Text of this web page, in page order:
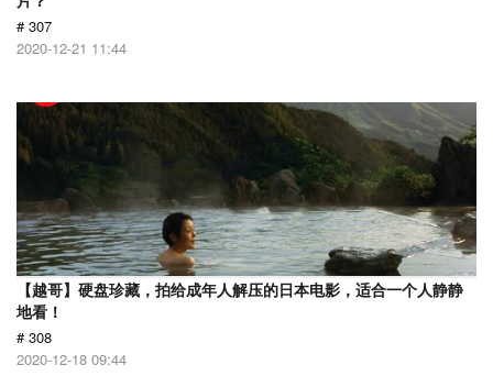
# 307
2020-12-21 11:44
【越哥】硬盘珍藏，拍给成年人解压的日本电影，适合一个人静静
地看！
# 308
2020-12-18 09:44